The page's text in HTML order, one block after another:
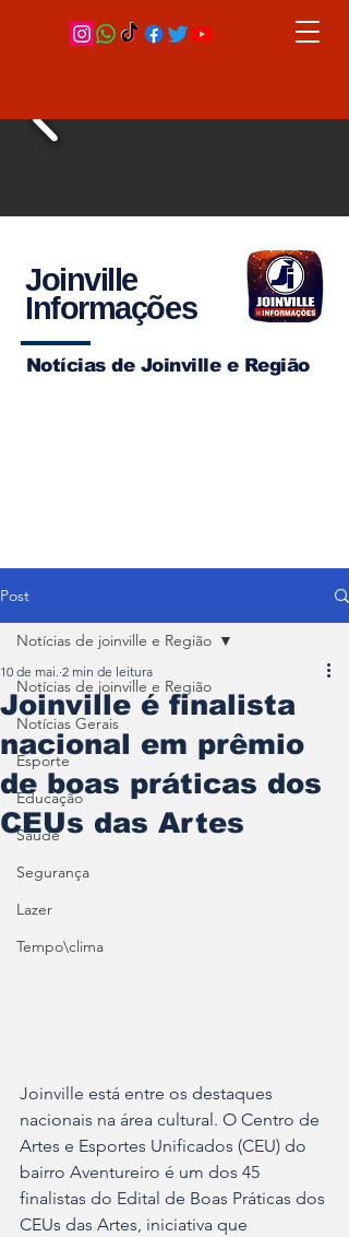
Joinville
Informações
Notícias de Joinville e Região
Post
Notícias de joinville e Região
Notícias Gerais
Esporte
Educação
Saúde
Segurança
Lazer
Tempo\clima
Notícias de joinville e Região
Joinville é finalista
nacional em prêmio
de boas práticas dos
CEUs das Artes
10 de mai. 2 min de leitura
Joinville está entre os destaques
nacionais na área cultural. O Centro de
Artes e Esportes Unificados (CEU) do
bairro Aventureiro é um dos 45
finalistas do Edital de Boas Práticas dos
CEUs das Artes, iniciativa que